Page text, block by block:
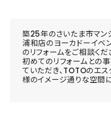
築25年のさいたま市マン
浦和店のヨーカドーイベ
のリフォームをご相談くだ
初めてのリフォームとの
ていただき、TOTOのエ
様のイメージ通りな空間